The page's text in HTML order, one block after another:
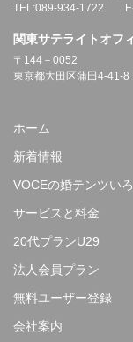
TEL:089-934-1722 E-
関東サテライトオフ
〒144－0052
東京都大田区蒲田4-41-8
ホーム
新着情報
VOCEの婚テンツい
サービスと料金
20代プランU29
法人会員プラン
無料ユーザー登録
会社案内